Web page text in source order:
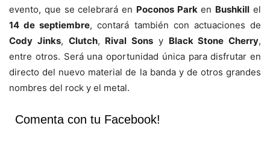
evento, que se celebrará en Poconos Park en Bushkill el
14 de septiembre, contará también con actuaciones de
Cody Jinks, Clutch, Rival Sons y Black Stone Cherry,
entre otros. Será una oportunidad única para disfrutar en
directo del nuevo material de la banda y de otros grandes
nombres del rock y el metal.
Comenta con tu Facebook!